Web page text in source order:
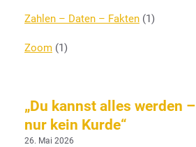
Zahlen – Daten – Fakten (1)
Zoom (1)
„Du kannst alles werden –
nur kein Kurde“
26. Mai 2026